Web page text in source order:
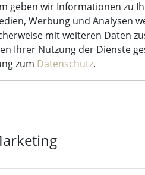
geben wir Informationen zu
Werbung und Analysen
mit weiteren Daten
Ihrer Nutzung der Dienste
zum Datenschutz.